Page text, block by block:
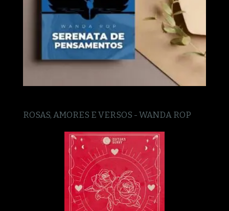
ROSAS, AMORES E VERSOS - WANDA ROP